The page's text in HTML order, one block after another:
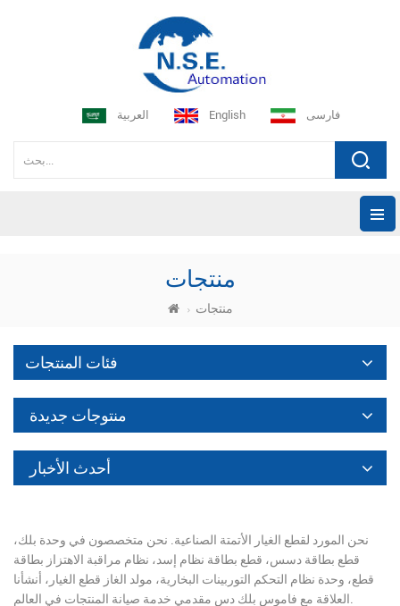
العربية English فارسی
منتجات
منتجات
فئات المنتجات
منتوجات جديدة
أحدث الأخبار
نحن المورد لقطع الغيار الأتمتة الصناعية. نحن متخصصون في وحدة بلك،
قطع بطاقة دسس، قطع بطاقة نظام إسد، نظام مراقبة الاهتزاز بطاقة
قطع، وحدة نظام التحكم التوربينات البخارية، مولد الغاز قطع الغيار، أنشأنا